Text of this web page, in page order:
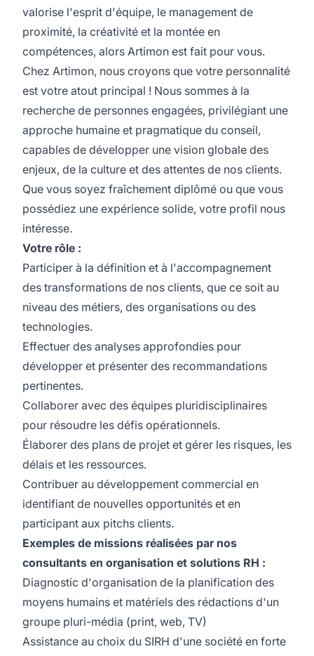
valorise l'esprit d'équipe, le management de
proximité, la créativité et la montée en
compétences, alors Artimon est fait pour vous.
Chez Artimon, nous croyons que votre personnalité
est votre atout principal ! Nous sommes à la
recherche de personnes engagées, privilégiant une
approche humaine et pragmatique du conseil,
capables de développer une vision globale des
enjeux, de la culture et des attentes de nos clients.
Que vous soyez fraîchement diplômé ou que vous
possédiez une expérience solide, votre profil nous
intéresse.
Votre rôle :
Participer à la définition et à l'accompagnement
des transformations de nos clients, que ce soit au
niveau des métiers, des organisations ou des
technologies.
Effectuer des analyses approfondies pour
développer et présenter des recommandations
pertinentes.
Collaborer avec des équipes pluridisciplinaires
pour résoudre les défis opérationnels.
Élaborer des plans de projet et gérer les risques, les
délais et les ressources.
Contribuer au développement commercial en
identifiant de nouvelles opportunités et en
participant aux pitchs clients.
Exemples de missions réalisées par nos
consultants en organisation et solutions RH :
Diagnostic d'organisation de la planification des
moyens humains et matériels des rédactions d'un
groupe pluri-média (print, web, TV)
Assistance au choix du SIRH d'une société en forte